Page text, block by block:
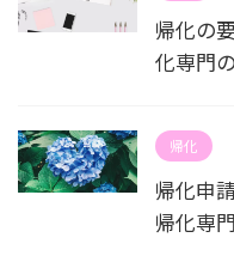
帰化の
化専門
帰化
帰化申
帰化専